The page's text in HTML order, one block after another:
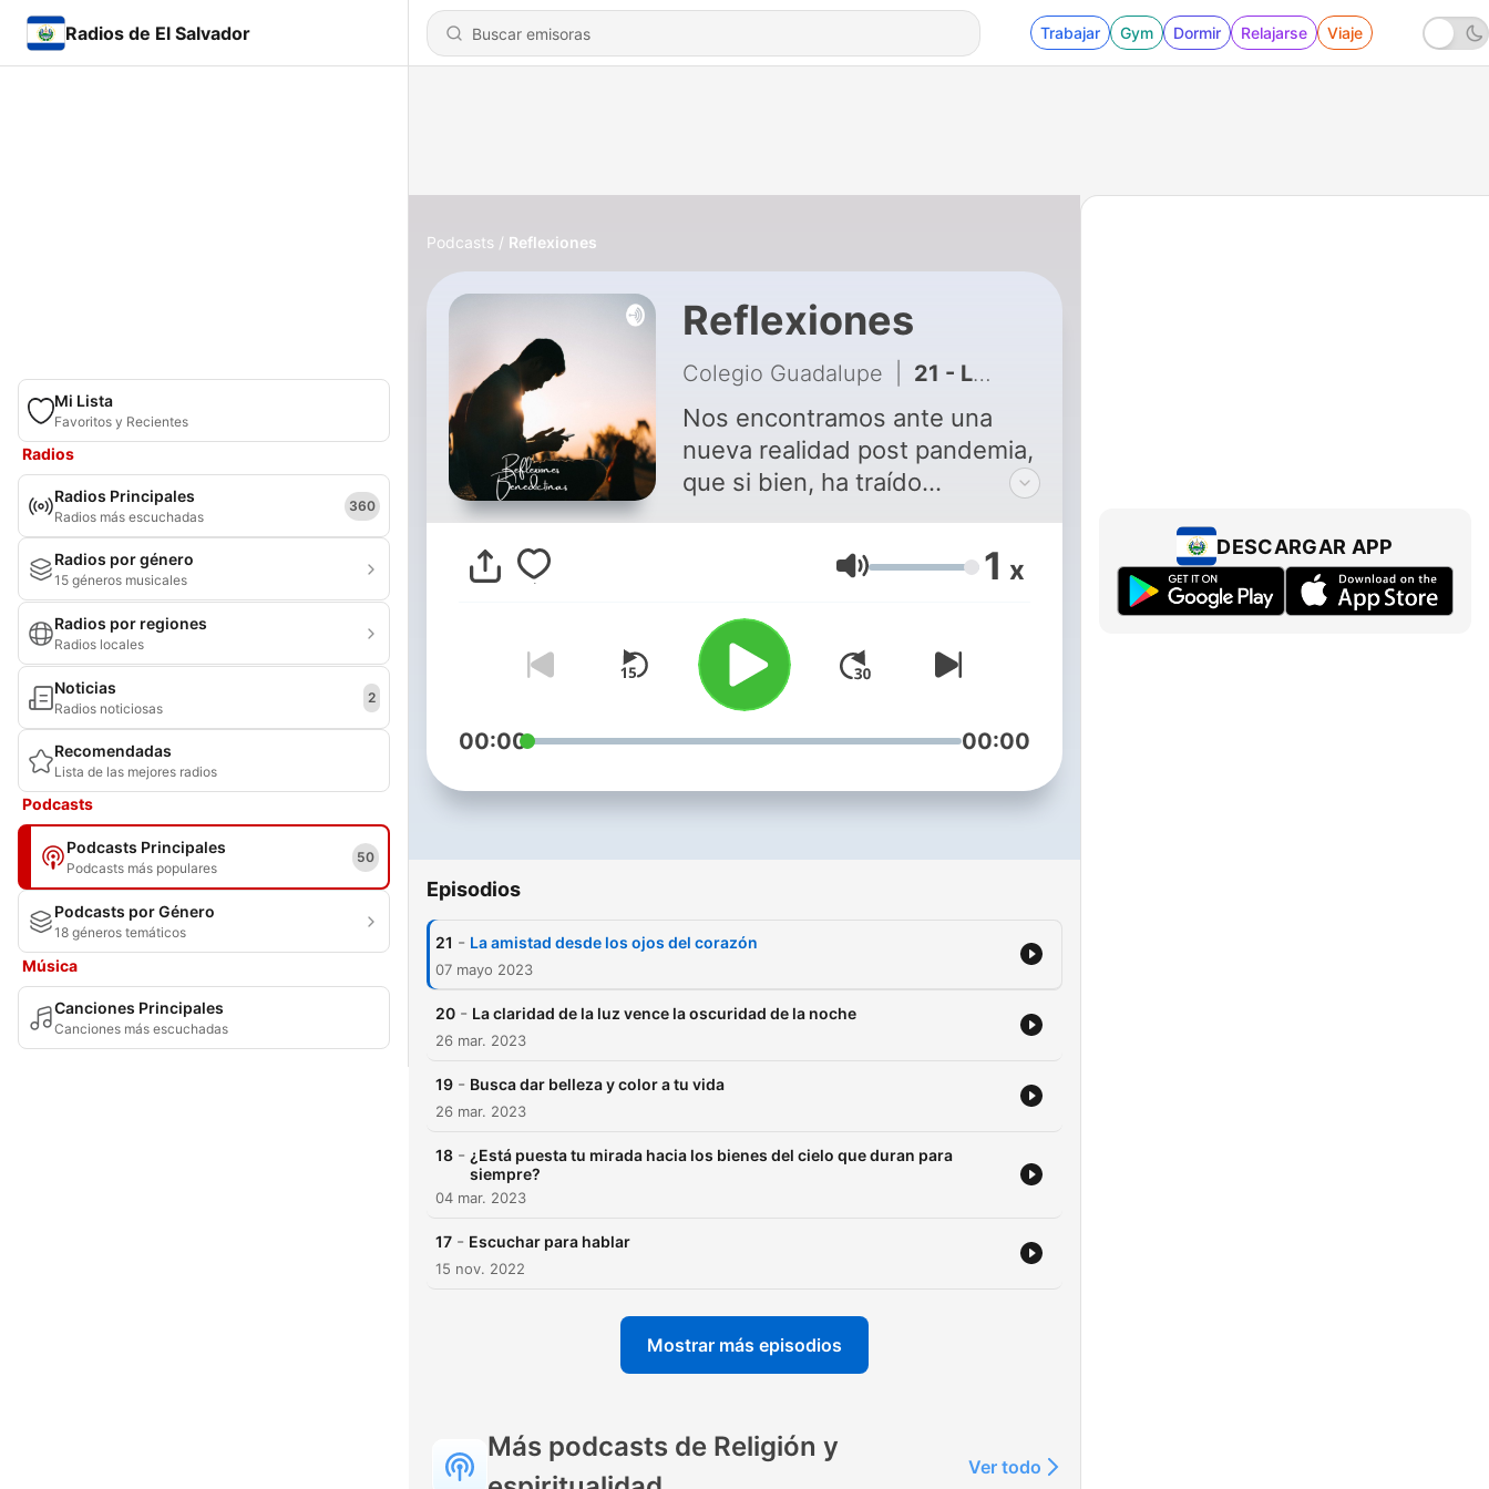
Radios de El Salvador Trabajar Gym Dormir Relajarse Viaje
Mi Lista
Favoritos y Recientes
Radios
Radios Principales
Radios más escuchadas
360
Radios por género
15 géneros musicales
Radios por regiones
Radios locales
Noticias
Radios noticiosas
2
Recomendadas
Lista de las mejores radios
Podcasts
Podcasts Principales
Podcasts más populares
50
Podcasts por Género
18 géneros temáticos
Música
Canciones Principales
Canciones más escuchadas
Podcasts Reflexiones
Reflexiones
Colegio Guadalupe 21 - La amistad desde los ojos del corazón
Nos encontramos ante una
nueva realidad post pandemia,
que si bien, ha traído
dolorosas, también puede ser
una oportunidad para
mismos, con nuestros seres
queridos y con Dios. No
estamos solos, pues
pertenecemos a una
Benedictina, en la que
experiencias y ayudarnos
por tanto, para tí.
Volumen 1 x
00:00 00:00
Episodios
21 - La amistad desde los ojos del corazón
07 mayo 2023
20 - La claridad de la luz vence la oscuridad de la noche
26 mar. 2023
19 - Busca dar belleza y color a tu vida
26 mar. 2023
18 - ¿Está puesta tu mirada hacia los bienes del cielo que duran para
siempre?
04 mar. 2023
17 - Escuchar para hablar
15 nov. 2022
Mostrar más episodios
Más podcasts de Religión y
Ver todo
DESCARGAR APP